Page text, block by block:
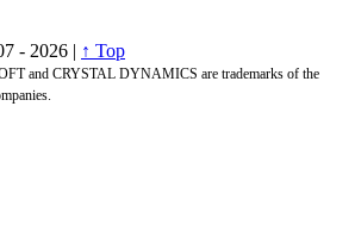
- 2026 | ↑ Top
and CRYSTAL DYNAMICS are trademarks of the